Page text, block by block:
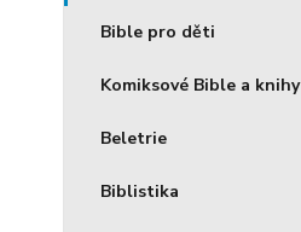
Bible pro děti
Komiksové Bible a knihy
Beletrie
Biblistika